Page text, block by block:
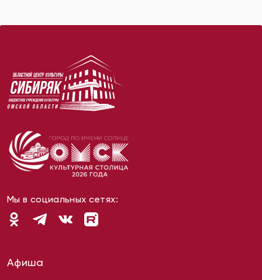
Мы в социальных сетях:
Афиша